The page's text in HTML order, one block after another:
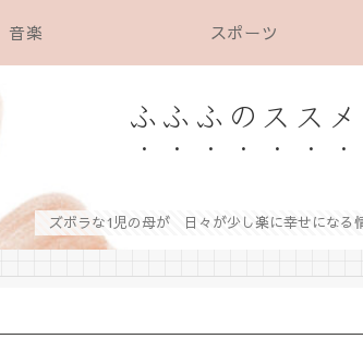
ふふふのススメ
ズボラな1児の母が 日々が少し楽に幸せになる
音楽 スポーツ